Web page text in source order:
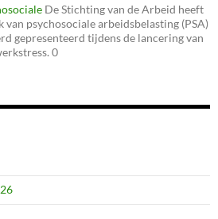
De Stichting van de Arbeid heeft
van psychosociale arbeidsbelasting (PSA)
gepresenteerd tijdens de lancering van
0